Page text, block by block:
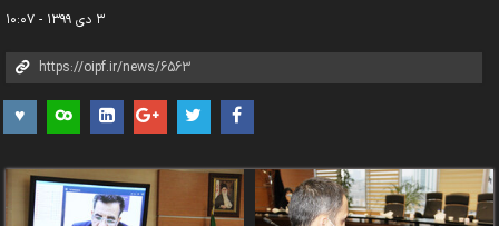
۳ دی ۱۳۹۹ - ۱۰:۰۷